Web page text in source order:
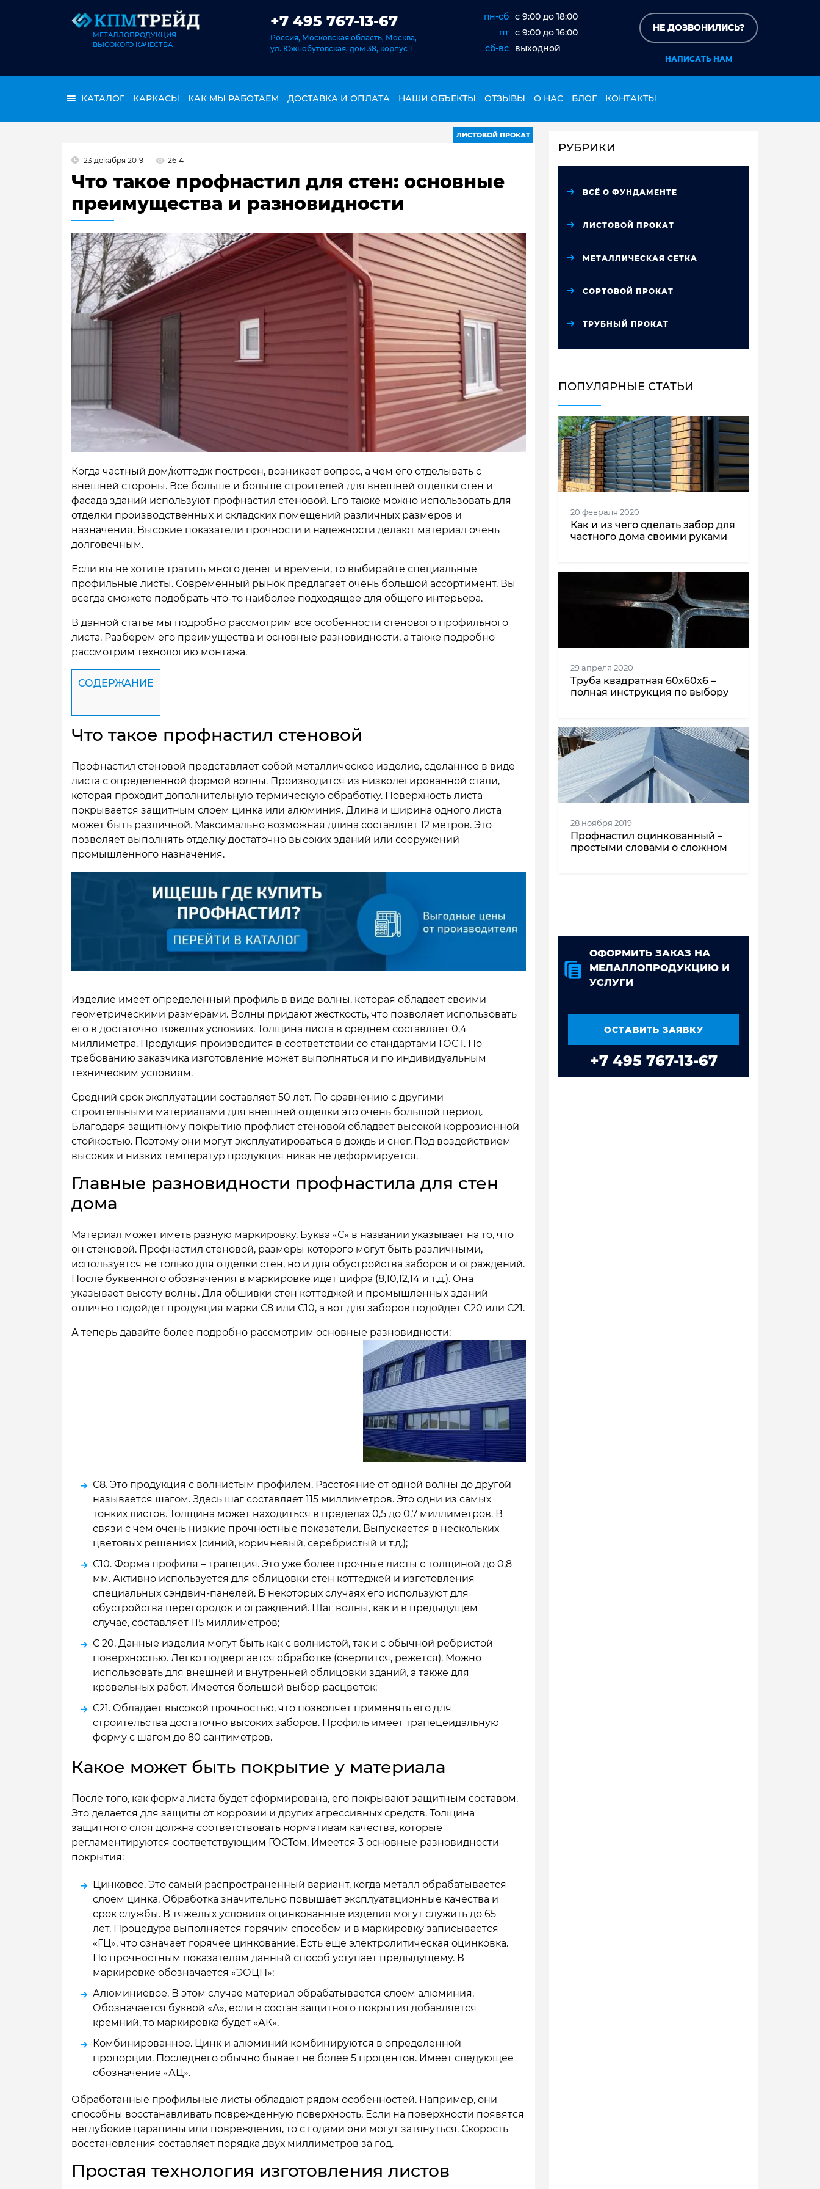
МЕТАЛЛОПРОДУКЦИЯ
ВЫСОКОГО КАЧЕСТВА
+7 495 767-13-67
Россия, Московская область, Москва,
ул. Южнобутовская, дом 38, корпус 1
пн-сб c 9:00 до 18:00
пт c 9:00 до 16:00
сб-вс
выходной
НЕ ДОЗВОНИЛИСЬ?
НАПИСАТЬ НАМ
КАТАЛОГ КАРКАСЫ КАК МЫ РАБОТАЕМ ДОСТАВКА И ОПЛАТА НАШИ ОБЪЕКТЫ ОТЗЫВЫ О НАС БЛОГ КОНТАКТЫ
ЛИСТОВОЙ ПРОКАТ
23 декабря 2019 2614
Что такое профнастил для стен: основные
преимущества и разновидности
Когда частный дом/коттедж построен, возникает вопрос, а чем его отделывать с
внешней стороны. Все больше и больше строителей для внешней отделки стен и
фасада зданий используют профнастил стеновой. Его также можно использовать для
отделки производственных и складских помещений различных размеров и
назначения. Высокие показатели прочности и надежности делают материал очень
долговечным.
Если вы не хотите тратить много денег и времени, то выбирайте специальные
профильные листы. Современный рынок предлагает очень большой ассортимент. Вы
всегда сможете подобрать что-то наиболее подходящее для общего интерьера.
В данной статье мы подробно рассмотрим все особенности стенового профильного
листа. Разберем его преимущества и основные разновидности, а также подробно
рассмотрим технологию монтажа.
СОДЕРЖАНИЕ
Что такое профнастил стеновой
Профнастил стеновой представляет собой металлическое изделие, сделанное в виде
листа с определенной формой волны. Производится из низколегированной стали,
которая проходит дополнительную термическую обработку. Поверхность листа
покрывается защитным слоем цинка или алюминия. Длина и ширина одного листа
может быть различной. Максимально возможная длина составляет 12 метров. Это
позволяет выполнять отделку достаточно высоких зданий или сооружений
промышленного назначения.
Изделие имеет определенный профиль в виде волны, которая обладает своими
геометрическими размерами. Волны придают жесткость, что позволяет использовать
его в достаточно тяжелых условиях. Толщина листа в среднем составляет 0,4
миллиметра. Продукция производится в соответствии со стандартами ГОСТ. По
требованию заказчика изготовление может выполняться и по индивидуальным
техническим условиям.
Средний срок эксплуатации составляет 50 лет. По сравнению с другими
строительными материалами для внешней отделки это очень большой период.
Благодаря защитному покрытию профлист стеновой обладает высокой коррозионной
стойкостью. Поэтому они могут эксплуатироваться в дождь и снег. Под воздействием
высоких и низких температур продукция никак не деформируется.
Главные разновидности профнастила для стен
дома
Материал может иметь разную маркировку. Буква «С» в названии указывает на то, что
он стеновой. Профнастил стеновой, размеры которого могут быть различными,
используется не только для отделки стен, но и для обустройства заборов и ограждений.
После буквенного обозначения в маркировке идет цифра (8,10,12,14 и т.д.). Она
указывает высоту волны. Для обшивки стен коттеджей и промышленных зданий
отлично подойдет продукция марки С8 или С10, а вот для заборов подойдет С20 или С21.
А теперь давайте более подробно рассмотрим основные разновидности:
С8. Это продукция с волнистым профилем. Расстояние от одной волны до другой
называется шагом. Здесь шаг составляет 115 миллиметров. Это одни из самых
тонких листов. Толщина может находиться в пределах 0,5 до 0,7 миллиметров. В
связи с чем очень низкие прочностные показатели. Выпускается в нескольких
цветовых решениях (синий, коричневый, серебристый и т.д.);
С10. Форма профиля – трапеция. Это уже более прочные листы с толщиной до 0,8
мм. Активно используется для облицовки стен коттеджей и изготовления
специальных сэндвич-панелей. В некоторых случаях его используют для
обустройства перегородок и ограждений. Шаг волны, как и в предыдущем
случае, составляет 115 миллиметров;
С 20. Данные изделия могут быть как с волнистой, так и с обычной ребристой
поверхностью. Легко подвергается обработке (сверлится, режется). Можно
использовать для внешней и внутренней облицовки зданий, а также для
кровельных работ. Имеется большой выбор расцветок;
С21. Обладает высокой прочностью, что позволяет применять его для
строительства достаточно высоких заборов. Профиль имеет трапецеидальную
форму с шагом до 80 сантиметров.
Какое может быть покрытие у материала
После того, как форма листа будет сформирована, его покрывают защитным составом.
Это делается для защиты от коррозии и других агрессивных средств. Толщина
защитного слоя должна соответствовать нормативам качества, которые
регламентируются соответствующим ГОСТом. Имеется 3 основные разновидности
покрытия:
Цинковое. Это самый распространенный вариант, когда металл обрабатывается
слоем цинка. Обработка значительно повышает эксплуатационные качества и
срок службы. В тяжелых условиях оцинкованные изделия могут служить до 65
лет. Процедура выполняется горячим способом и в маркировку записывается
«ГЦ», что означает горячее цинкование. Есть еще электролитическая оцинковка.
По прочностным показателям данный способ уступает предыдущему. В
маркировке обозначается «ЭОЦП»;
Алюминиевое. В этом случае материал обрабатывается слоем алюминия.
Обозначается буквой «А», если в состав защитного покрытия добавляется
кремний, то маркировка будет «АК».
Комбинированное. Цинк и алюминий комбинируются в определенной
пропорции. Последнего обычно бывает не более 5 процентов. Имеет следующее
обозначение «АЦ».
Обработанные профильные листы обладают рядом особенностей. Например, они
способны восстанавливать поврежденную поверхность. Если на поверхности появятся
неглубокие царапины или повреждения, то с годами они могут затянуться. Скорость
восстановления составляет порядка двух миллиметров за год.
Простая технология изготовления листов
РУБРИКИ
ВСЁ О ФУНДАМЕНТЕ
ЛИСТОВОЙ ПРОКАТ
МЕТАЛЛИЧЕСКАЯ СЕТКА
СОРТОВОЙ ПРОКАТ
ТРУБНЫЙ ПРОКАТ
ПОПУЛЯРНЫЕ СТАТЬИ
20 февраля 2020
Как и из чего сделать забор для
частного дома своими руками
29 апреля 2020
Труба квадратная 60x60x6 –
полная инструкция по выбору
28 ноября 2019
Профнастил оцинкованный –
простыми словами о сложном
ОФОРМИТЬ ЗАКАЗ НА
МЕЛАЛЛОПРОДУКЦИЮ И
УСЛУГИ
ОСТАВИТЬ ЗАЯВКУ
+7 495 767-13-67